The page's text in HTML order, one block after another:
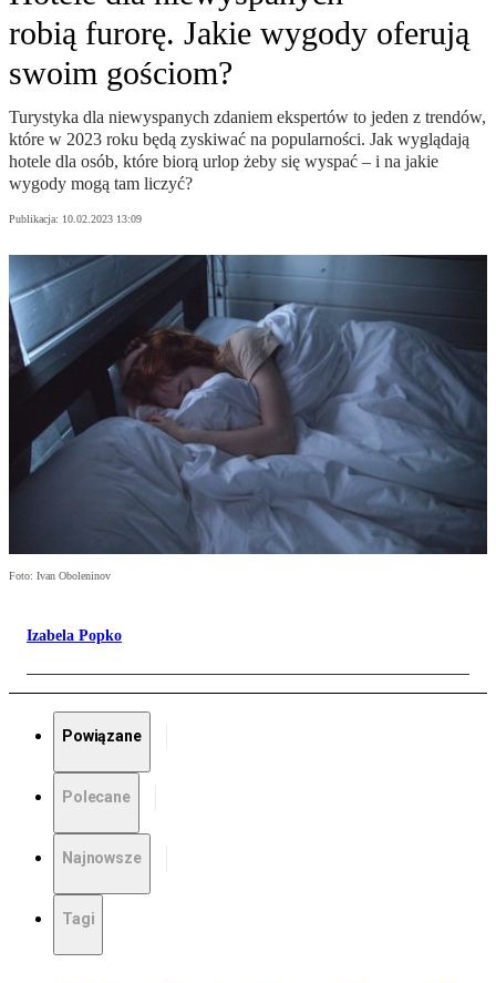
robią furorę. Jakie wygody oferują
swoim gościom?
Turystyka dla niewyspanych zdaniem ekspertów to jeden z trendów,
które w 2023 roku będą zyskiwać na popularności. Jak wyglądają
hotele dla osób, które biorą urlop żeby się wyspać – i na jakie
wygody mogą tam liczyć?
Publikacja: 10.02.2023 13:09
Foto: Ivan Oboleninov
Izabela Popko
Powiązane
Polecane
Najnowsze
Tagi